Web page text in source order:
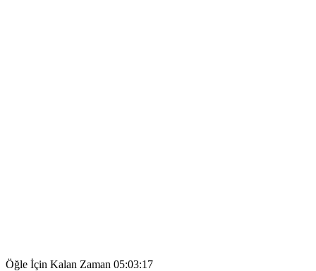
Öğle İçin Kalan Zaman 05:03:17